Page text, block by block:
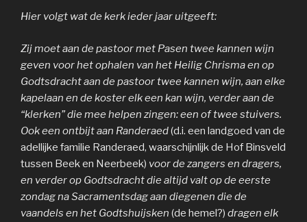
Hier volgt wat de kerk ieder jaar uitgeeft:
Zij moet aan de pastoor met Pasen twee kannen wijn
geven voor het ophalen van het Heilig Chrisma en op
Godtsdracht aan de pastoor twee kannen wijn, aan elke
kapelaan en de koster elk een kan wijn, verder aan de
“klerken” die mee helpen zingen: een of twee stuivers.
Ook een ontbijt aan Randeraed(d.i. een landgoed van de
adellijke familie Randeraed, waarschijnlijk de Hof Binsveld
tussen Beek en Neerbeek) voor de zangers en dragers,
en verder op Godtsdracht die altijd valt op de eerste
zondag na Sacramentsdag aan diegenen die de
vaandels en het Godtshuijsken (de hemel?) dragen elk